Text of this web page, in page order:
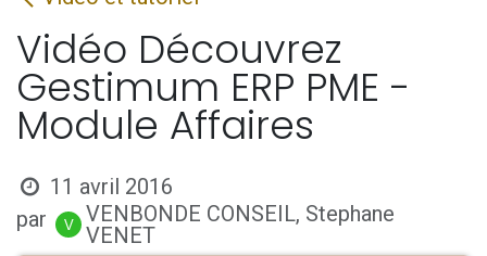
Vidéo Découvrez
Gestimum ERP PME -
Module Affaires
11 avril 2016
par
VENBONDE CONSEIL, Stephane
VENET